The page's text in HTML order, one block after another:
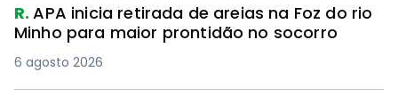
R.APA inicia retirada de areias na Foz do rio
Minho para maior prontidão no socorro
6 agosto 2026